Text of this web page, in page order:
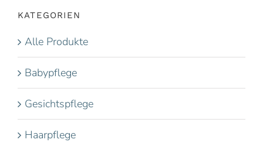
KATEGORIEN
Alle Produkte
Babypflege
Gesichtspflege
Haarpflege